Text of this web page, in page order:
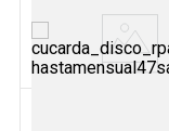
Ver
Producto